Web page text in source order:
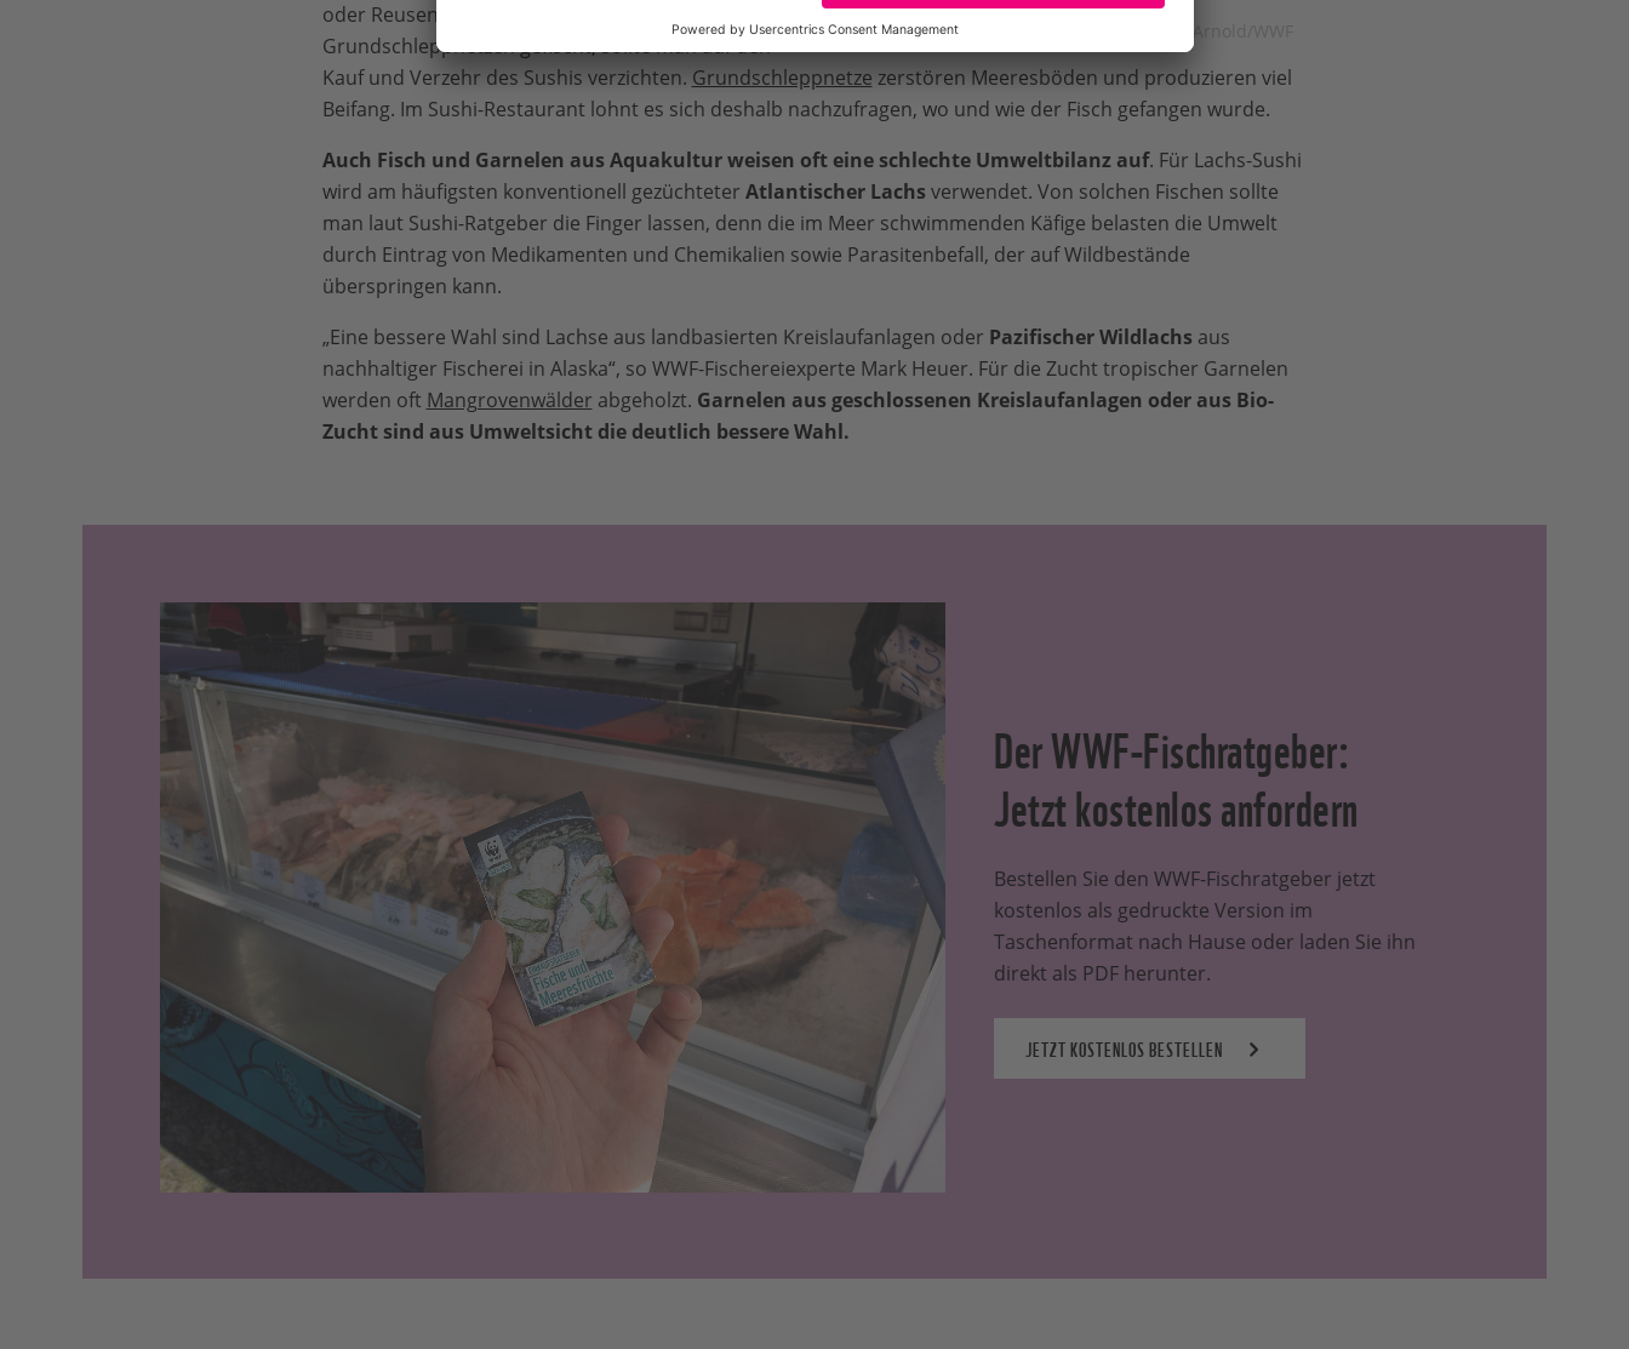
Sushi mit Blauflossenthunfisch © Bruno Arnold/WWF
oder Reusen. Wurden die Kopffüßer jedoch mit
Grundschleppnetzen gefischt, sollte man auf den
Kauf und Verzehr des Sushis verzichten. Grundschleppnetze zerstören Meeresböden und produzieren viel
Beifang. Im Sushi-Restaurant lohnt es sich deshalb nachzufragen, wo und wie der Fisch gefangen wurde.
Auch Fisch und Garnelen aus Aquakultur weisen oft eine schlechte Umweltbilanz auf. Für Lachs-Sushi
wird am häufigsten konventionell gezüchteter Atlantischer Lachs verwendet. Von solchen Fischen sollte
man laut Sushi-Ratgeber die Finger lassen, denn die im Meer schwimmenden Käfige belasten die Umwelt
durch Eintrag von Medikamenten und Chemikalien sowie Parasitenbefall, der auf Wildbestände
überspringen kann.
„Eine bessere Wahl sind Lachse aus landbasierten Kreislaufanlagen oder Pazifischer Wildlachs aus
nachhaltiger Fischerei in Alaska“, so WWF-Fischereiexperte Mark Heuer. Für die Zucht tropischer Garnelen
werden oft Mangrovenwälder abgeholzt. Garnelen aus geschlossenen Kreislaufanlagen oder aus Bio-
Zucht sind aus Umweltsicht die deutlich bessere Wahl.
Der WWF-Fischratgeber:
Jetzt kostenlos anfordern
Bestellen Sie den WWF-Fischratgeber jetzt
kostenlos als gedruckte Version im
Taschenformat nach Hause oder laden Sie ihn
direkt als PDF herunter.
JETZT KOSTENLOS BESTELLEN